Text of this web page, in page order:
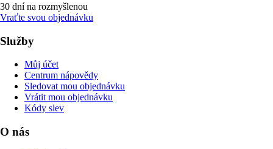
30 dní na rozmyšlenou
Vraťte svou objednávku
Služby
Můj účet
Centrum nápovědy
Sledovat mou objednávku
Vrátit mou objednávku
Kódy slev
O nás